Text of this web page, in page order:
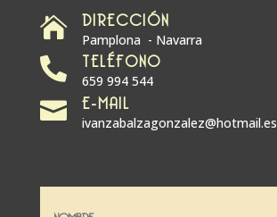
 DIRECCIÓN
Pamplona - Navarra
 TELÉFONO
659 994 544
 E-MAIL
ivanzabalzagonzalez@hotmail.es